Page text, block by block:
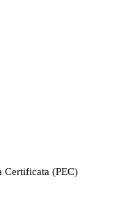
Certificata (PEC)